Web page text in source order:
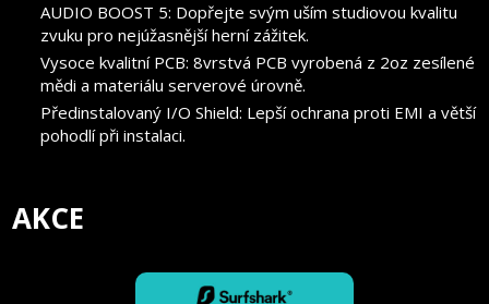
AUDIO BOOST 5: Dopřejte svým uším studiovou kvalitu
zvuku pro nejúžasnější herní zážitek.
Vysoce kvalitní PCB: 8vrstvá PCB vyrobená z 2oz zesílené
mědi a materiálu serverové úrovně.
Předinstalovaný I/O Shield: Lepší ochrana proti EMI a větší
pohodlí při instalaci.
AKCE